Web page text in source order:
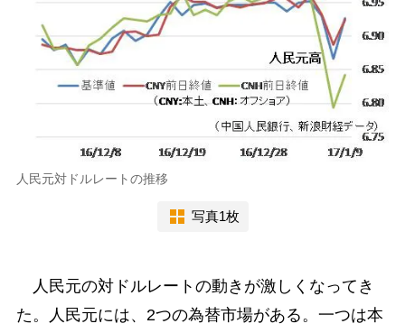
人民元対ドルレートの推移
写真1枚
人民元の対ドルレートの動きが激しくなってき
た。人民元には、2つの為替市場がある。一つは本